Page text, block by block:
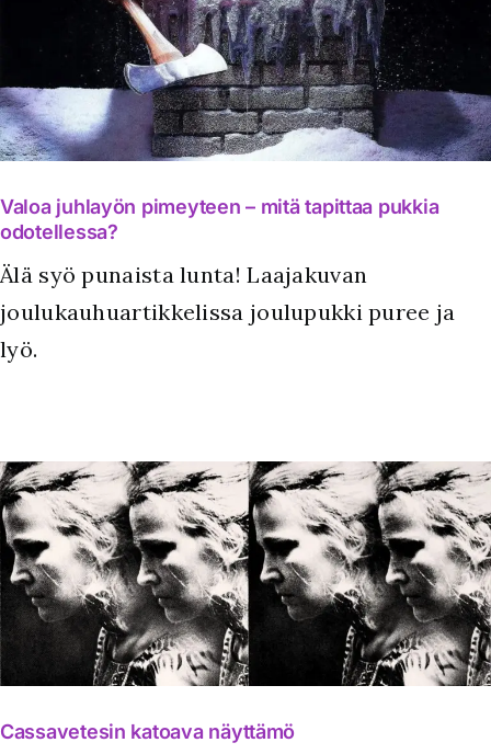
Valoa juhlayön pimeyteen – mitä tapittaa pukkia
odotellessa?
Älä syö punaista lunta! Laajakuvan
joulukauhuartikkelissa joulupukki puree ja
lyö.
Cassavetesin katoava näyttämö